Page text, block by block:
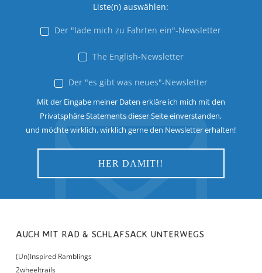
Liste(n) auswählen:
Der "lade mich zu Fahrten ein"-Newsletter
The English-Newsletter
Der "es gibt was neues"-Newsletter
Mit der Eingabe meiner Daten erkläre ich mich mit den
Privatsphäre Statements dieser Seite einverstanden,
und möchte wirklich, wirklich gerne den Newsletter erhalten!
AUCH MIT RAD & SCHLAFSACK UNTERWEGS
(Un)Inspired Ramblings
2wheeltrails